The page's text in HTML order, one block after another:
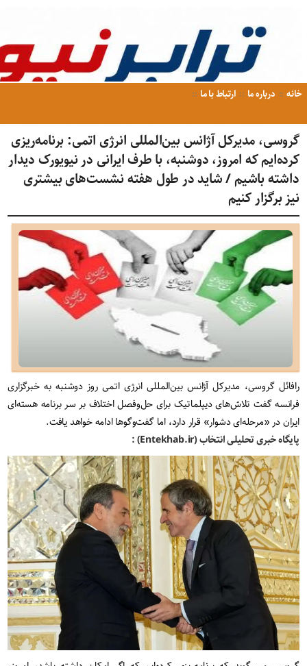
خانه درباره ما ارتباط با ما
گروسی، مدیرکل آژانس بین‌المللی انرژی اتمی: برنامه‌ریزی
کرده‌ایم که امروز، دوشنبه، با طرف ایرانی در نیویورک دیدار
داشته باشیم / شاید در طول هفته نشست‌های بیشتری
نیز برگزار کنیم
رافائل گروسی، مدیرکل آژانس بین‌المللی انرژی اتمی روز دوشنبه به خبرگزاری
فرانسه گفت تلاش‌های دیپلماتیک برای حل‌وفصل اختلاف بر سر برنامه هسته‌ای
ایران در «مرحله‌ای دشوار» قرار دارد، اما گفت‌وگوها ادامه خواهد یافت.
پایگاه خبری تحلیلی انتخاب (Entekhab.ir) :